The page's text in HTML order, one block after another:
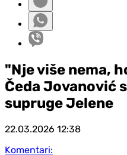
"Nje više nema,
Čeda Jovanović
supruge Jelene
22.03.2026 12:38
Komentari: